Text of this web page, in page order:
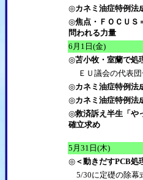
◎カネミ油症特例
◎焦点・ＦＯＣＵ
問われる力量
6月1日(金)
◎苫小牧・室蘭で
ＥＵ議会の代表団
◎カネミ油症特例
◎カネミ油症特例
◎救済訴え半生「
確立求め
5月31日(木)
◎＜動きだすPCB処
5/30に定礎の除幕